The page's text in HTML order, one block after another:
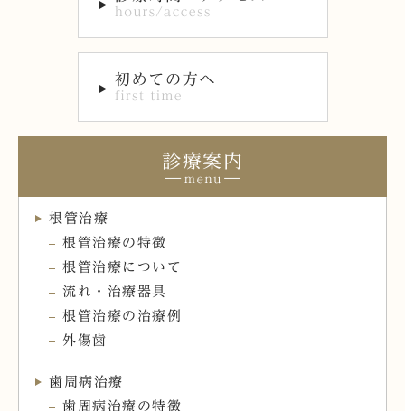
診療案内
根管治療
根管治療の特徴
根管治療について
流れ・治療器具
根管治療の治療例
外傷歯
歯周病治療
歯周病治療の特徴